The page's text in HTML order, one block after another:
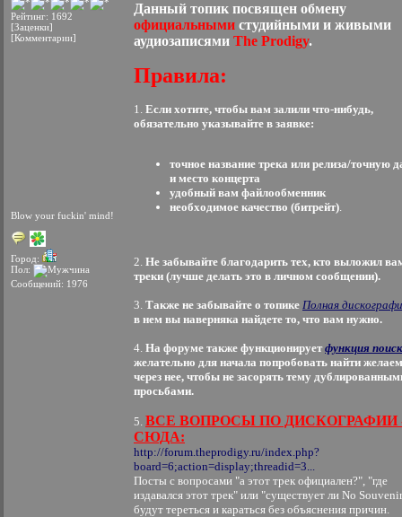
Рейтинг: 1692
[Заценки]
[Комментарии]
Blow your fuckin' mind!
Город:
Пол:
Сообщений: 1976
Данный топик посвящен обмену
официальными студийными и живыми
аудиозаписями The Prodigy.
Правила:
1. Если хотите, чтобы вам залили что-нибудь,
обязательно указывайте в заявке:
точное название трека или релиза/точную
и место концерта
удобный вам файлообменник
необходимое качество (битрейт).
2. Не забывайте благодарить тех, кто выложил
треки (лучше делать это в личном сообщении).
3. Также не забывайте о топике Полная
в нем вы наверняка найдете то, что вам нужно.
4. На форуме также функционирует функция
желательно для начала попробовать найти
через нее, чтобы не засорять тему
просьбами.
5. ВСЕ ВОПРОСЫ ПО ДИСКОГРАФИИ
СЮДА:
http://forum.theprodigy.ru/index.php?
board=6;action=display;threadid=3...
Посты с вопросами "а этот трек официален?", "где
издавался этот трек" или "существует ли No
будут тереться и караться без объяснения причин.